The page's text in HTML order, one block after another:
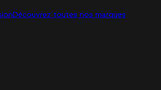
Découvrez toutes nos marques